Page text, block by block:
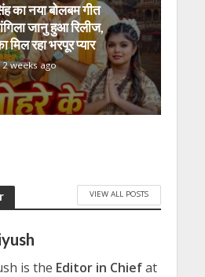
का नया बोलबम गीत
जानु हुआ रिलीज,
मिल रहा भरपूर प्यार
2 weeks ago
VIEW ALL POSTS
is the Editor in Chiefat